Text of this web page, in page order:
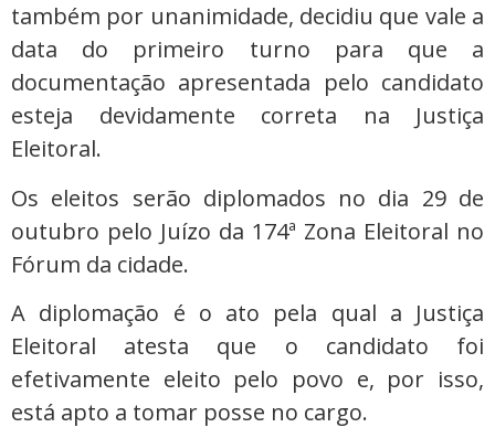
também por unanimidade, decidiu que vale a
data do primeiro turno para que a
documentação apresentada pelo candidato
esteja devidamente correta na Justiça
Eleitoral.
Os eleitos serão diplomados no dia 29 de
outubro pelo Juízo da 174ª Zona Eleitoral no
Fórum da cidade.
A diplomação é o ato pela qual a Justiça
Eleitoral atesta que o candidato foi
efetivamente eleito pelo povo e, por isso,
está apto a tomar posse no cargo.